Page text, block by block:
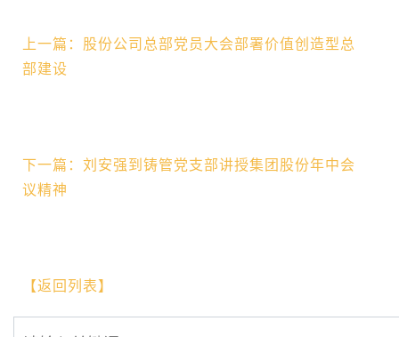
上一篇：股份公司总部党员大会部署价值创造型总
部建设
下一篇：刘安强到铸管党支部讲授集团股份年中会
议精神
【返回列表】